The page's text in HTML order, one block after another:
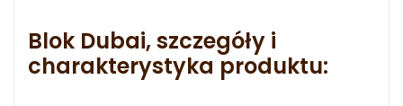
Blok Dubai, szczegóły i
charakterystyka produktu: